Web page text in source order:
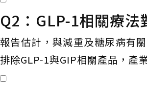
Q2：GLP-1相關療法
報告估計，與減重及糖尿病有
排除GLP-1與GIP相關產品，產